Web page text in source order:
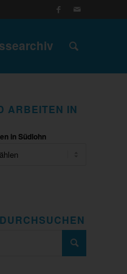
ARBEITEN IN
in Südlohn